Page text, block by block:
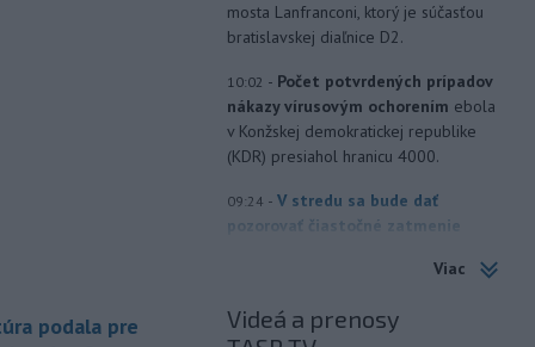
podala pre
mosta Lanfranconi, ktorý je súčasťou
bratislavskej diaľnice D2.
10:02 - Počet potvrdených prípadov
nákazy vírusovým ochorením ebola
v Konžskej demokratickej republike
(KDR) presiahol hranicu 4000.
09:24 - V stredu sa bude dať
pozorovať čiastočné zatmenie
podala v súvislosti s určením
Viac
Videá a prenosy